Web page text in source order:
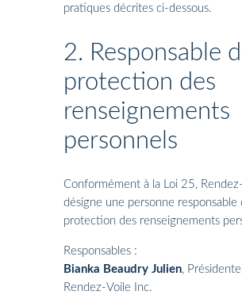
pratiques décrites ci-dessous.
2. Responsable
protection des
renseignements
personnels
Conformément à la Loi 25,
désigne une personne responsable
protection des renseignements
Responsables :
Bianka Beaudry Julien,
Rendez-Voile Inc.